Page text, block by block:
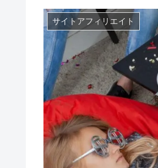
サイトアフィリエイト